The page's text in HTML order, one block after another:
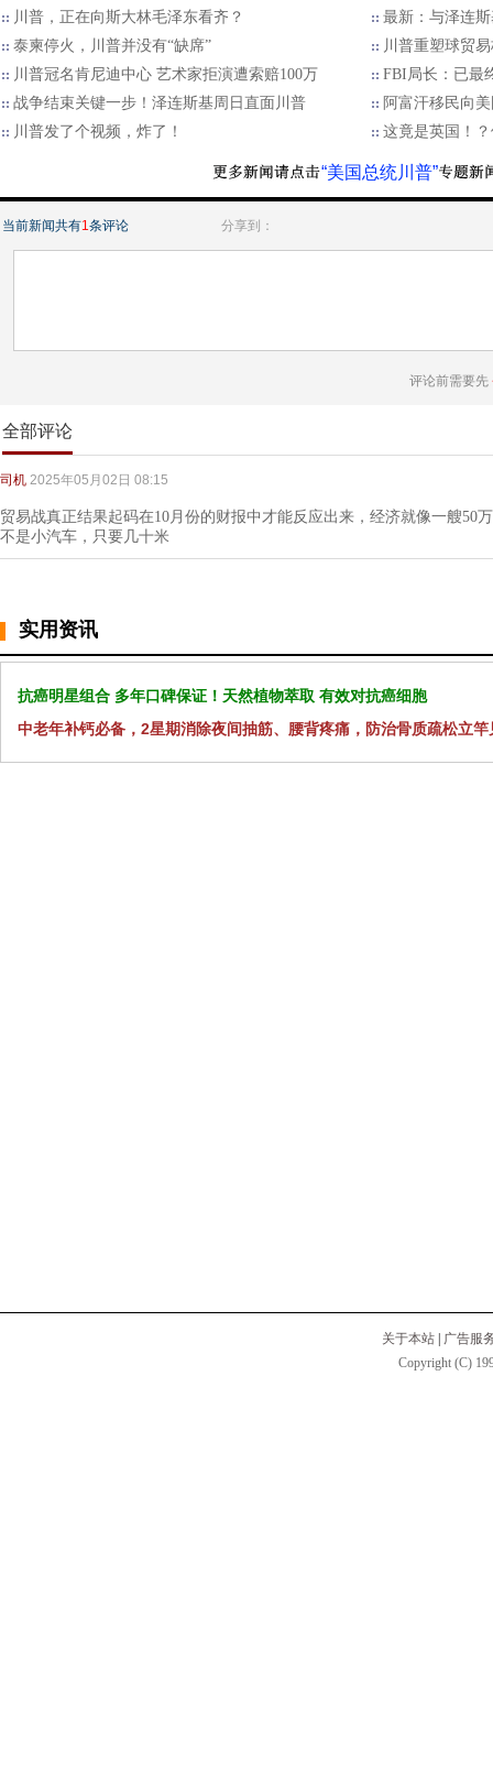
川普，正在向斯大林毛泽东看齐？
最新：与泽连
泰柬停火，川普并没有“缺席”
川普重塑球贸
川普冠名肯尼迪中心 艺术家拒演遭索赔100万
FBI局长：已最
战争结束关键一步！泽连斯基周日直面川普
阿富汗移民向
川普发了个视频，炸了！
这竟是英国！
“美国总统川普”
当前新闻共有1条评论 分享到：
评论前需要先
全部评论
司机 2025年05月02日 08:15
贸易战真正结果起码在10月份的财报中才能反应出来，经济就像一艘50
不是小汽车，只要几十米
实用资讯
抗癌明星组合 多年口碑保证！天然植物萃取 有效对抗癌细胞
中老年补钙必备，2星期消除夜间抽筋、腰背疼痛，防治骨质疏松立竿
关于本站
广告服
Copyright (C)